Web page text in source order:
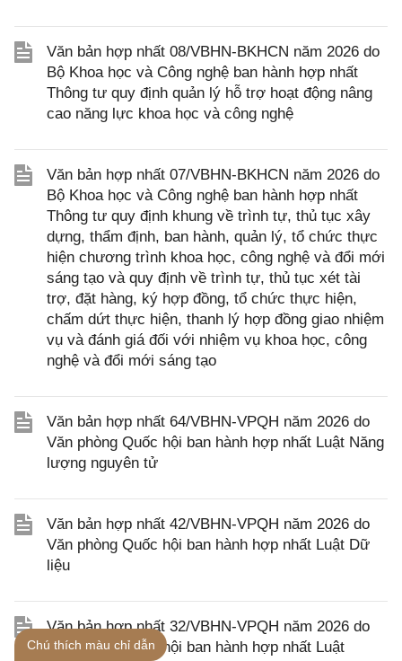
Văn bản hợp nhất 08/VBHN-BKHCN năm 2026 do
Bộ Khoa học và Công nghệ ban hành hợp nhất
Thông tư quy định quản lý hỗ trợ hoạt động nâng
cao năng lực khoa học và công nghệ
Văn bản hợp nhất 07/VBHN-BKHCN năm 2026 do
Bộ Khoa học và Công nghệ ban hành hợp nhất
Thông tư quy định khung về trình tự, thủ tục xây
dựng, thẩm định, ban hành, quản lý, tổ chức thực
hiện chương trình khoa học, công nghệ và đổi mới
sáng tạo và quy định về trình tự, thủ tục xét tài
trợ, đặt hàng, ký hợp đồng, tổ chức thực hiện,
chấm dứt thực hiện, thanh lý hợp đồng giao nhiệm
vụ và đánh giá đối với nhiệm vụ khoa học, công
nghệ và đổi mới sáng tạo
Văn bản hợp nhất 64/VBHN-VPQH năm 2026 do
Văn phòng Quốc hội ban hành hợp nhất Luật Năng
lượng nguyên tử
Văn bản hợp nhất 42/VBHN-VPQH năm 2026 do
Văn phòng Quốc hội ban hành hợp nhất Luật Dữ
liệu
Văn bản hợp nhất 32/VBHN-VPQH năm 2026 do
Văn phòng Quốc hội ban hành hợp nhất Luật
Chú thích màu chỉ dẫn